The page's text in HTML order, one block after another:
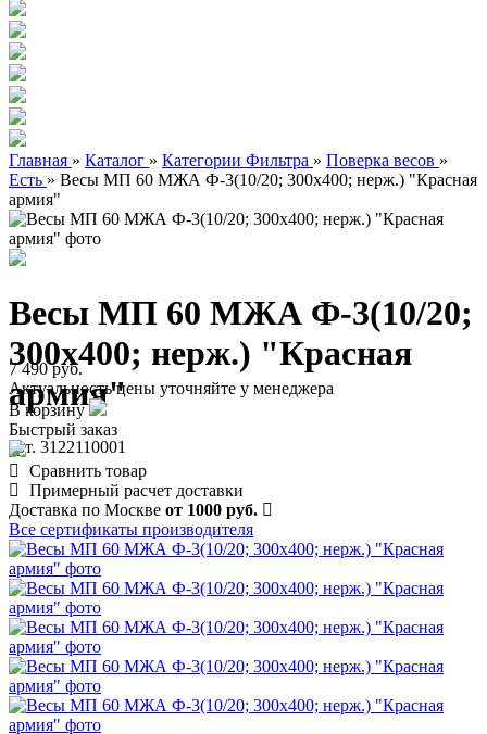
Главная » Каталог » Категории Фильтра » Поверка весов »
Есть » Весы МП 60 МЖА Ф-3(10/20; 300х400; нерж.) "Красная
армия"
Весы МП 60 МЖА Ф-3(10/20;
300х400; нерж.) "Красная
армия"
арт. 3122110001
7 490 руб.
Актуальность цены уточняйте у менеджера
В корзину
Быстрый заказ
Сравнить товар
Примерный расчет доставки
Доставка по Москве от 1000 руб.
Все сертификаты производителя